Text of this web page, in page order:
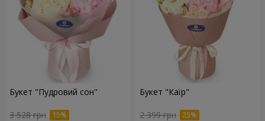
Букет "Пудровий сон"
3 528 грн
Букет "Каїр"
2 399 грн